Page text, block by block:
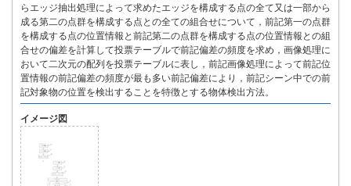
らエッジ抽出処理によって求めたエッジを構成する点の全て又は一部から
成る第二の点群を構成する点との全ての組合せについて，前記第一の点群
を構成する点の位置情報と前記第二の点群を構成する点の位置情報との組
合せの偏差を計算して投票テーブルで前記偏差の頻度を求め，画像処理に
おいて二次元の配列を投票テーブルに表し，前記画像処理によって前記位
置情報の前記偏差の頻度が最も多い前記偏差により，前記シーン中での前
記対象物の位置を検出することを特徴とする物体検出方法。
イメージ図